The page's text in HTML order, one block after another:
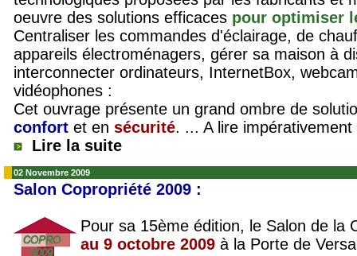
oeuvre des solutions efficaces pour optimiser
Centraliser les commandes d'éclairage, de
appareils électroménagers, gérer sa maison à
interconnecter ordinateurs, InternetBox,
vidéophones :
Cet ouvrage présente un grand ombre de
confort et en sécurité. ... A lire impérativement
Lire la suite
02 Novembre 2009
Salon Copropriété 2009 :
Pour sa 15ème édition, le Salon de la
au 9 octobre 2009 à la Porte de